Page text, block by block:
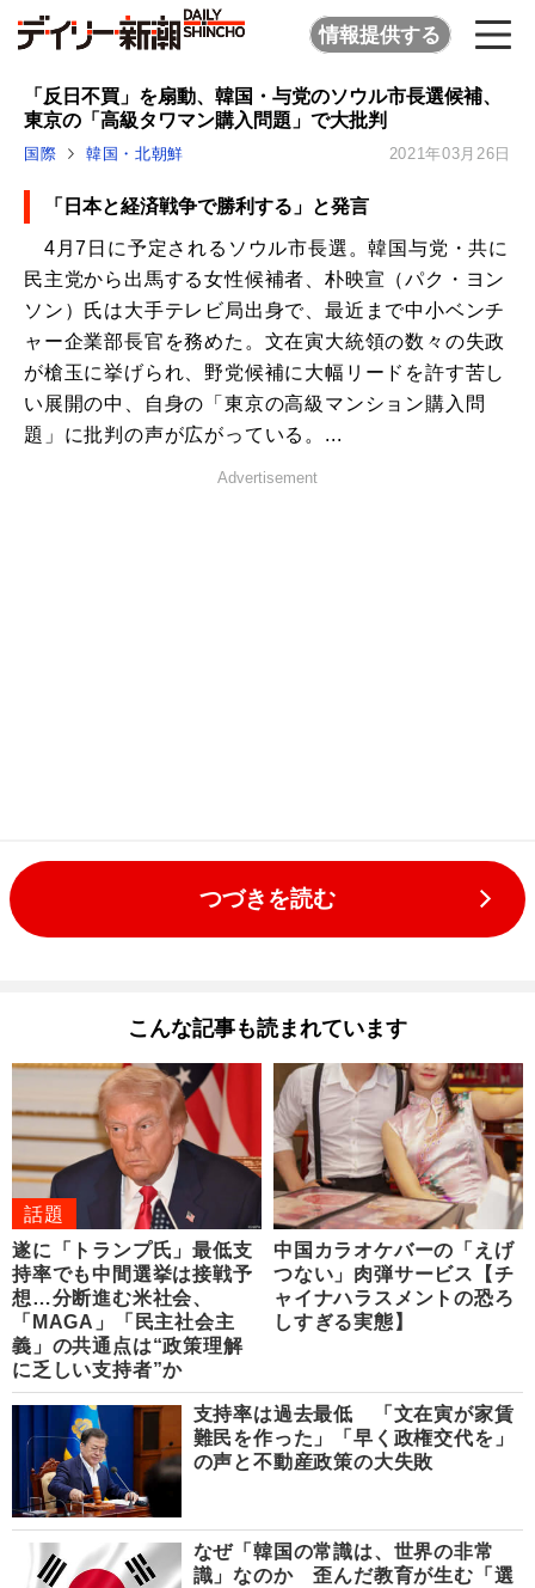
情報提供する
「反日不買」を扇動、韓国・与党のソウル市長選候補、
東京の「高級タワマン購入問題」で大批判
国際 韓国・北朝鮮 2021年03月26日
「日本と経済戦争で勝利する」と発言
4月7日に予定されるソウル市長選。韓国与党・共に
民主党から出馬する女性候補者、朴映宣（パク・ヨン
ソン）氏は大手テレビ局出身で、最近まで中小ベンチ
ャー企業部長官を務めた。文在寅大統領の数々の失政
が槍玉に挙げられ、野党候補に大幅リードを許す苦し
い展開の中、自身の「東京の高級マンション購入問
題」に批判の声が広がっている。...
Advertisement
つづきを読む
こんな記事も読まれています
話題
遂に「トランプ氏」最低支
持率でも中間選挙は接戦予
想…分断進む米社会、
「MAGA」「民主社会主
義」の共通点は“政策理解
に乏しい支持者”か
中国カラオケバーの「えげ
つない」肉弾サービス【チ
ャイナハラスメントの恐ろ
しすぎる実態】
支持率は過去最低 「文在寅が家賃
難民を作った」「早く政権交代を」
の声と不動産政策の大失敗
なぜ「韓国の常識は、世界の非常
識」なのか 歪んだ教育が生む「選